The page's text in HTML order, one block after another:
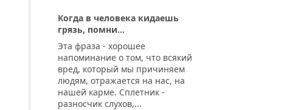
Когда в человека кидаешь
грязь, помни...
Эта фраза - хорошее
напоминание о том, что всякий
вред, который мы причиняем
людям, отражается на нас, на
нашей карме. Сплетник -
разносчик слухов,...